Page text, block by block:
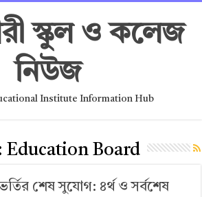
স্কুল ও কলেজ
নিউজ
Institute Information Hub
Education Board
শেষ সুযোগ: ৪র্থ ও সর্বশেষ